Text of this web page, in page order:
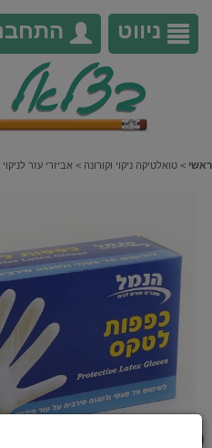
ניווט
ראשי > טואלטיקה ניקוי וקורונה > אביזרי עזר לניקוי